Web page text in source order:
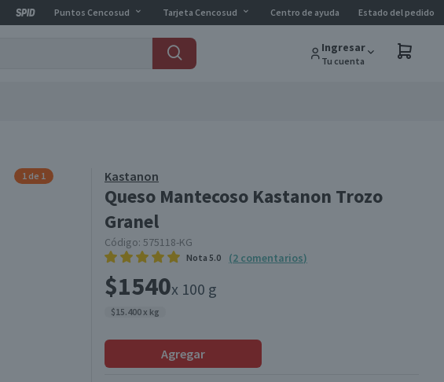
Puntos Cencosud Tarjeta Cencosud Centro de ayuda Estado del pedido
Ingresar
Tu cuenta
Kastanon
Queso Mantecoso Kastanon Trozo
Granel
Código: 575118-KG
Nota 5.0 (2 comentarios)
$1540x 100 g
$15.400 x kg
Agregar
1 de 1